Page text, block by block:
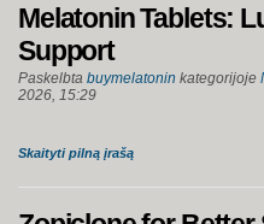
Melatonin Tablets:
Support
Paskelbta buymelatonin kategorijoje
2026, 15:29
Skaityti pilną įrašą